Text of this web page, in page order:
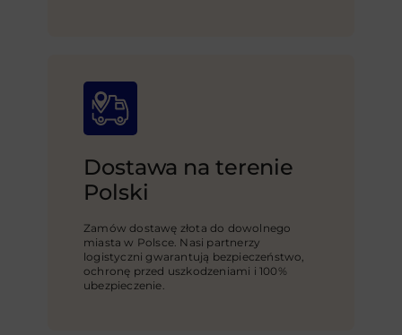
Dostawa na terenie
Polski
Zamów dostawę złota do dowolnego
miasta w Polsce. Nasi partnerzy
logistyczni gwarantują bezpieczeństwo,
ochronę przed uszkodzeniami i 100%
ubezpieczenie.